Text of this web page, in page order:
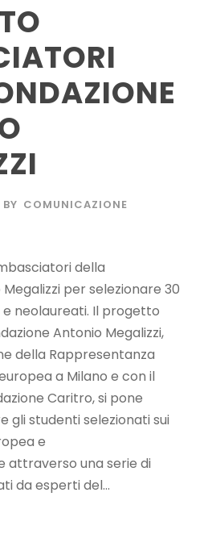
BY COMUNICAZIONE
della
per selezionare 30
neolaureati. Il progetto
Antonio Megalizzi,
della Rappresentanza
a Milano e con il
Caritro, si pone
gli studenti selezionati sui
e
attraverso una serie di
da esperti del...